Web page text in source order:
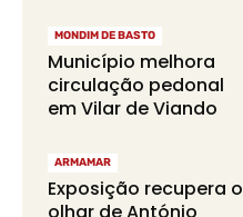
MONDIM DE BASTO
Município melhora
circulação pedonal
em Vilar de Viando
ARMAMAR
Exposição recupera o
olhar de António